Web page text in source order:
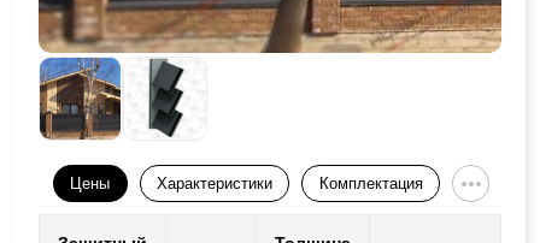
Цены Характеристики Комплектация